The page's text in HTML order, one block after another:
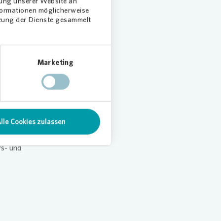
möglicherweise
der Dienste gesammelt
Marketing
Cookies zulassen
und